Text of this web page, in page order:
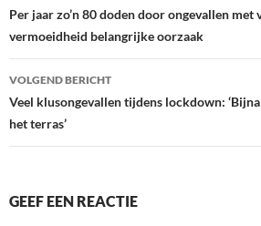
navigatie
Per jaar zo’n 80 doden door ongevallen met
vermoeidheid belangrijke oorzaak
VOLGEND BERICHT
Veel klusongevallen tijdens lockdown:
het terras’
GEEF EEN REACTIE